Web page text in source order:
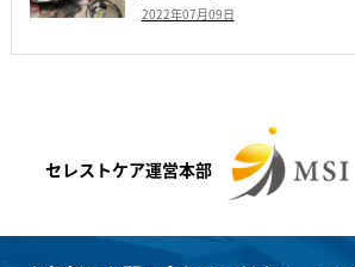
2022年07月09日
セレストケア運営本部